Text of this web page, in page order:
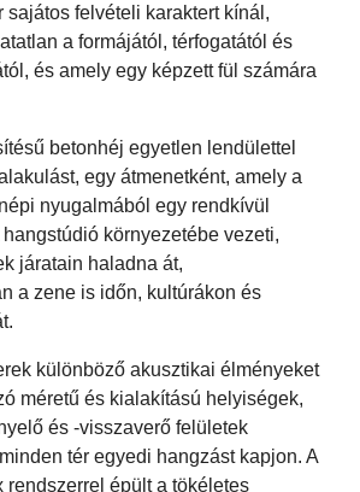
sajátos felvételi karaktert kínál,
a formájától, térfogatától és
és amely egy képzett fül számára
betonhéj egyetlen lendülettel
egy átmenetként, amely a
nyugalmából egy rendkívül
környezetébe vezeti,
járatain haladna át,
a zene is időn, kultúrákon és
különböző akusztikai élményeket
méretű és kialakítású helyiségek,
és -visszaverő felületek
tér egyedi hangzást kapjon. A
rendszerrel épült a tökéletes